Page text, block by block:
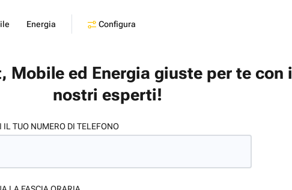
Energia Configura
Mobile ed Energia giuste per te
nostri esperti!
IL TUO NUMERO DI TELEFONO